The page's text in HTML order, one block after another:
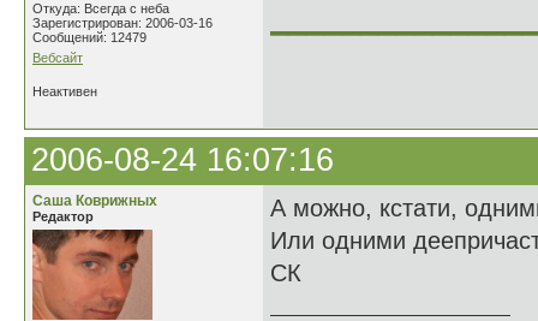
Откуда: Всегда с неба
Зарегистрирован: 2006-03-16
Сообщений: 12479
Вебсайт
Неактивен
2006-08-24 16:07:16
Саша Коврижных
Редактор
А можно, кстати,
Или одними
СК